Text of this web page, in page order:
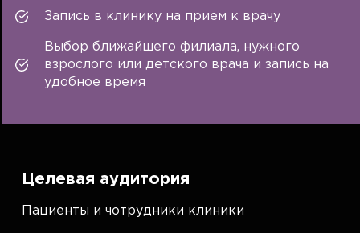
Запись в клинику на прием к врачу
Выбор ближайшего филиала, нужного
взрослого или детского врача и запись на
удобное время
Целевая аудитория
Пациенты и чотрудники клиники